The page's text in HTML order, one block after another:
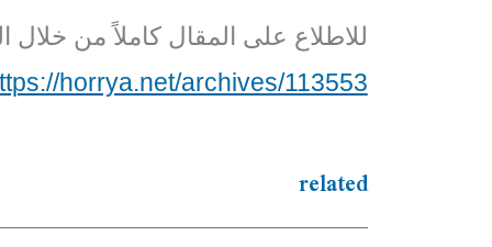
للاطلاع على المقال كاملاً من خلال
horrya.net/archives/113553
related